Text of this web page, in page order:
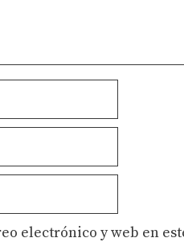
electrónico y web en